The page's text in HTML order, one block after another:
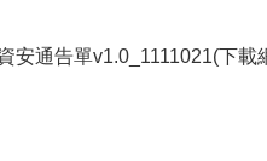
通告單v1.0_1111021(下載